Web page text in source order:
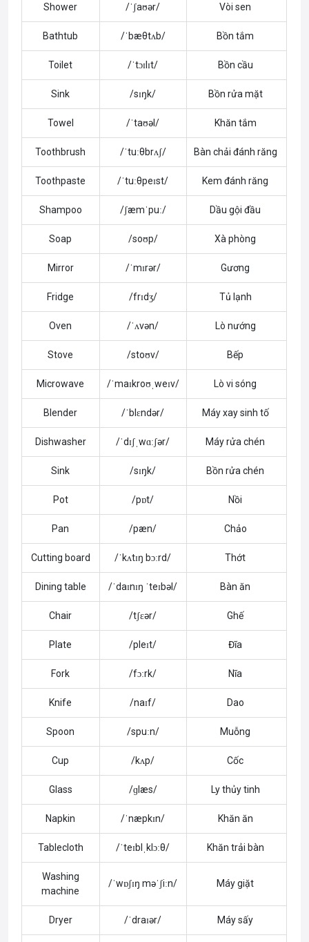
Shower /ˈʃaʊər/ Vòi sen
Bathtub /ˈbæθtʌb/ Bồn tắm
Toilet /ˈtɔɪlɪt/ Bồn cầu
Sink /sɪŋk/ Bồn rửa mặt
Towel /ˈtaʊəl/ Khăn tắm
Toothbrush /ˈtuːθbrʌʃ/ Bàn chải đánh răng
Toothpaste /ˈtuːθpeɪst/ Kem đánh răng
Shampoo /ʃæmˈpuː/ Dầu gội đầu
Soap /soʊp/ Xà phòng
Mirror /ˈmɪrər/ Gương
Fridge /frɪdʒ/ Tủ lạnh
Oven /ˈʌvən/ Lò nướng
Stove /stoʊv/ Bếp
Microwave /ˈmaɪkroʊˌweɪv/ Lò vi sóng
Blender /ˈblɛndər/ Máy xay sinh tố
Dishwasher /ˈdɪʃˌwɑːʃər/ Máy rửa chén
Sink /sɪŋk/ Bồn rửa chén
Pot /pɒt/ Nồi
Pan /pæn/ Chảo
Cutting board /ˈkʌtɪŋ bɔːrd/ Thớt
Dining table /ˈdaɪnɪŋ ˈteɪbəl/ Bàn ăn
Chair /tʃɛər/ Ghế
Plate /pleɪt/ Đĩa
Fork /fɔːrk/ Nĩa
Knife /naɪf/ Dao
Spoon /spuːn/ Muỗng
Cup /kʌp/ Cốc
Glass /ɡlæs/ Ly thủy tinh
Napkin /ˈnæpkɪn/ Khăn ăn
Tablecloth /ˈteɪblˌklɔːθ/ Khăn trải bàn
Washing
machine
/ˈwɒʃɪŋ məˈʃiːn/ Máy giặt
Dryer /ˈdraɪər/ Máy sấy